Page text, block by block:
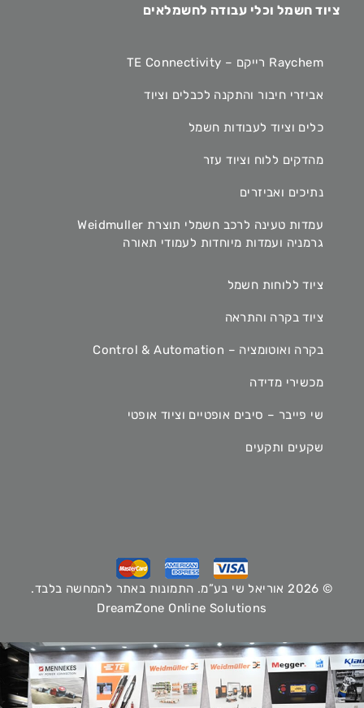
ציוד חשמל וכלי עבודה לחשמלאים
Raychem רייקם – TE Connectivity
אביזרי חיבור והתקנה לכבלים וציוד
כלים וציוד לעבודות חשמל
מהדקים ללוח וציוד עזר
נתיכים ואביזרים
עמדות טעינה לרכב חשמלי תוצרת Weidmuller
גרמניה ועמדות מיוחדות לעמודי תאורה
ציוד ללוחות חשמל
ציוד בקרה והתראה
בקרה ואוטומציה – Control & Automation
מכשירי מדידה
שי פייבר – סיבים אופטיים וציוד אופטי
שקעים ותקעים
© 2026 אוריאל שי בע”מ. התמונות באתר להמחשה בלבד.
DreamZone Online Solutions